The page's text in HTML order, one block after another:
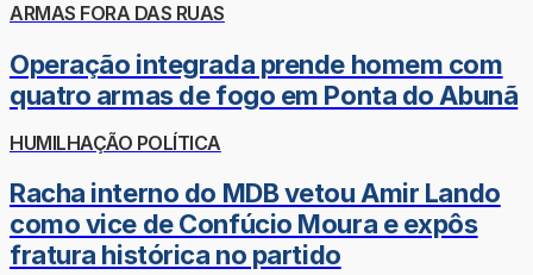
ARMAS FORA DAS RUAS
Operação integrada prende homem com
quatro armas de fogo em Ponta do Abunã
HUMILHAÇÃO POLÍTICA
Racha interno do MDB vetou Amir Lando
como vice de Confúcio Moura e expôs
fratura histórica no partido